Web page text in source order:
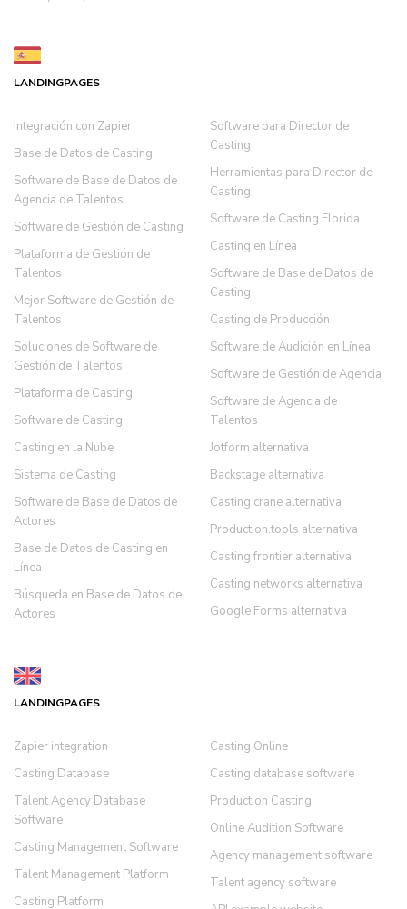
LANDINGPAGES
Integración con Zapier
Base de Datos de Casting
Software de Base de Datos de
Agencia de Talentos
Software de Gestión de Casting
Plataforma de Gestión de
Talentos
Mejor Software de Gestión de
Talentos
Soluciones de Software de
Gestión de Talentos
Plataforma de Casting
Software de Casting
Casting en la Nube
Sistema de Casting
Software de Base de Datos de
Actores
Base de Datos de Casting en
Línea
Búsqueda en Base de Datos de
Actores
Software para Director de
Casting
Herramientas para Director de
Casting
Software de Casting Florida
Casting en Línea
Software de Base de Datos de
Casting
Casting de Producción
Software de Audición en Línea
Software de Gestión de Agencia
Software de Agencia de
Talentos
Jotform alternativa
Backstage alternativa
Casting crane alternativa
Production.tools alternativa
Casting frontier alternativa
Casting networks alternativa
Google Forms alternativa
LANDINGPAGES
Zapier integration
Casting Database
Talent Agency Database
Software
Casting Management Software
Talent Management Platform
Casting Platform
Casting Online
Casting database software
Production Casting
Online Audition Software
Agency management software
Talent agency software